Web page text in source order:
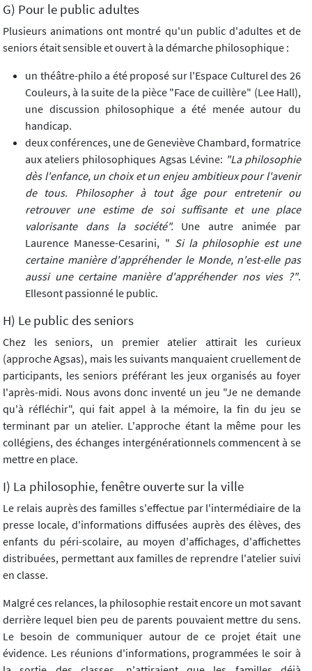
G) Pour le public adultes
Plusieurs animations ont montré qu'un public d'adultes et de
seniors était sensible et ouvert à la démarche philosophique :
un théâtre-philo a été proposé sur l'Espace Culturel des 26
Couleurs, à la suite de la pièce "Face de cuillère" (Lee Hall),
une discussion philosophique a été menée autour du
handicap.
deux conférences, une de Geneviève Chambard, formatrice
aux ateliers philosophiques Agsas Lévine: "La philosophie
dès l'enfance, un choix et un enjeu ambitieux pour l'avenir
de tous. Philosopher à tout âge pour entretenir ou
retrouver une estime de soi suffisante et une place
valorisante dans la société". Une autre animée par
Laurence Manesse-Cesarini, " Si la philosophie est une
certaine manière d'appréhender le Monde, n'est-elle pas
aussi une certaine manière d'appréhender nos vies ?".
Ellesont passionné le public.
H) Le public des seniors
Chez les seniors, un premier atelier attirait les curieux
(approche Agsas), mais les suivants manquaient cruellement de
participants, les seniors préférant les jeux organisés au foyer
l'après-midi. Nous avons donc inventé un jeu "Je ne demande
qu'à réfléchir", qui fait appel à la mémoire, la fin du jeu se
terminant par un atelier. L'approche étant la même pour les
collégiens, des échanges intergénérationnels commencent à se
mettre en place.
I) La philosophie, fenêtre ouverte sur la ville
Le relais auprès des familles s'effectue par l'intermédiaire de la
presse locale, d'informations diffusées auprès des élèves, des
enfants du péri-scolaire, au moyen d'affichages, d'affichettes
distribuées, permettant aux familles de reprendre l'atelier suivi
en classe.
Malgré ces relances, la philosophie restait encore un mot savant
derrière lequel bien peu de parents pouvaient mettre du sens.
Le besoin de communiquer autour de ce projet était une
évidence. Les réunions d'informations, programmées le soir à